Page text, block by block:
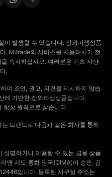
이 발생할 수 있습니다. 장외파생상품
. Mitrade의 서비스를 사용하시기 전
숙지하십시오. 여러분은 기초 자산
.
여 조언, 권고, 의견을 제시하지 않습
에 기반한 장외파생상품입니다.
항상 원칙으로 삼습니다.
브랜드로 다음과 같은 회사를 통해
명하거나 이용할 수 있는 금융 상품
맨 제도 통화 당국(CIMA)이 승인, 감
입니다. 등록된 사무실 주소는